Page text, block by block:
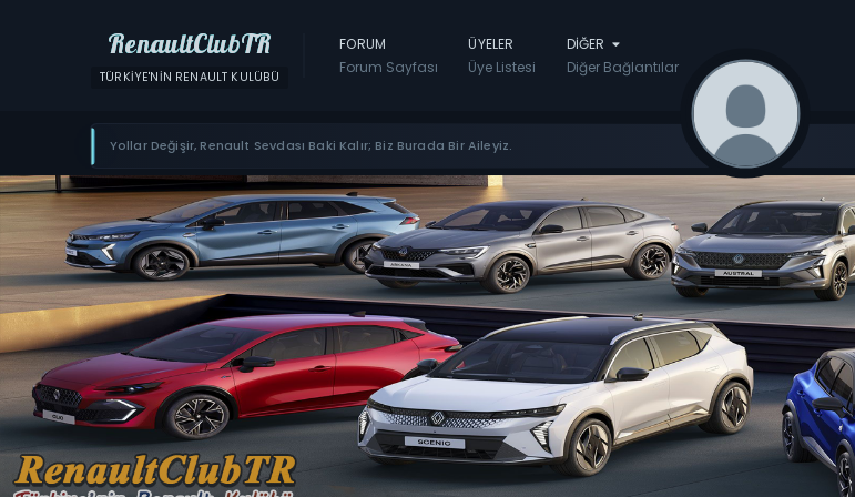
RenaultClubTR
TÜRKIYE'NIN RENAULT KULÜBÜ
FORUM
Forum Sayfası
ÜYELER
Üye Listesi
DIĞER
Diğer Bağlantılar
Yollar Değişir, Renault Sevdası Baki Kalır; Biz Burada Bir Aileyiz.